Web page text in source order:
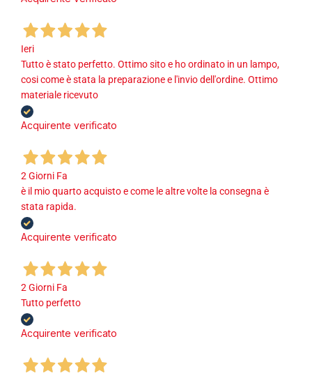
Ieri
Tutto è stato perfetto. Ottimo sito e ho ordinato in un lampo,
cosi come è stata la preparazione e l'invio dell'ordine. Ottimo
materiale ricevuto
Acquirente verificato
2 Giorni Fa
è il mio quarto acquisto e come le altre volte la consegna è
stata rapida.
Acquirente verificato
2 Giorni Fa
Tutto perfetto
Acquirente verificato